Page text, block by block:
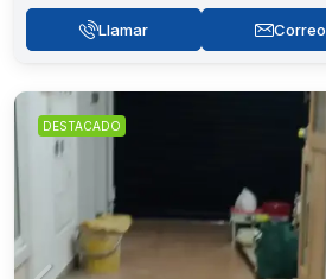
Llamar Correo
DESTACADO